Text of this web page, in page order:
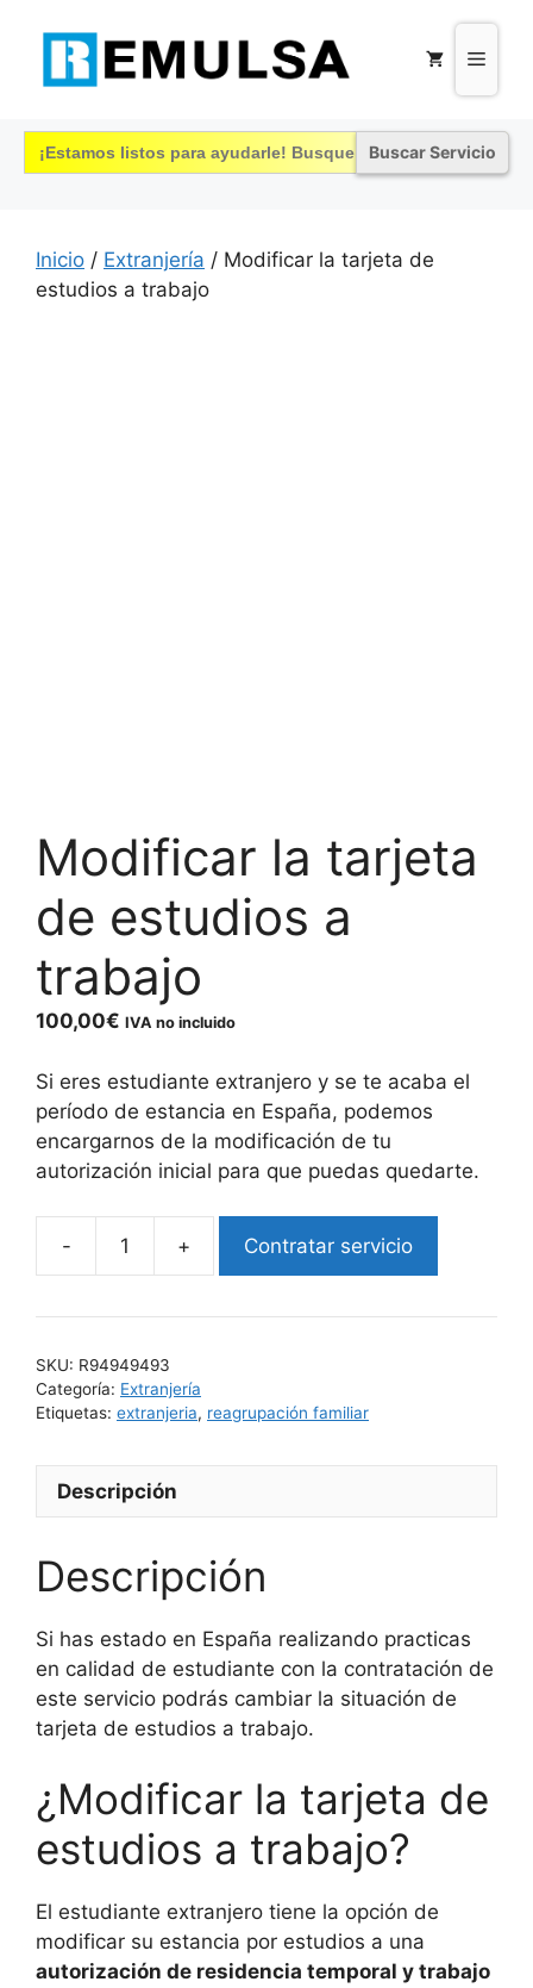
contenido
Menú
Buscar:
Inicio / Extranjería / Modificar la tarjeta de
estudios a trabajo
Modificar la tarjeta
de estudios a
trabajo
100,00€ IVA no incluido
Si eres estudiante extranjero y se te acaba el
período de estancia en España, podemos
encargarnos de la modificación de tu
autorización inicial para que puedas quedarte.
Modificar
tarjeta
a
cantidad
Contratar servicio
SKU: R94949493
Categoría: Extranjería
Etiquetas: extranjeria, reagrupación familiar
Descripción
Descripción
Si has estado en España realizando practicas
en calidad de estudiante con la contratación de
este servicio podrás cambiar la situación de
tarjeta de estudios a trabajo.
¿Modificar la tarjeta de
estudios a trabajo?
El estudiante extranjero tiene la opción de
modificar su estancia por estudios a una
autorización de residencia temporal y trabajo